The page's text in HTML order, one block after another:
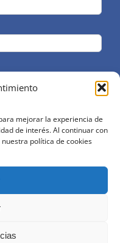
mejorar la experiencia de
de interés. Al continuar con
política de cookies